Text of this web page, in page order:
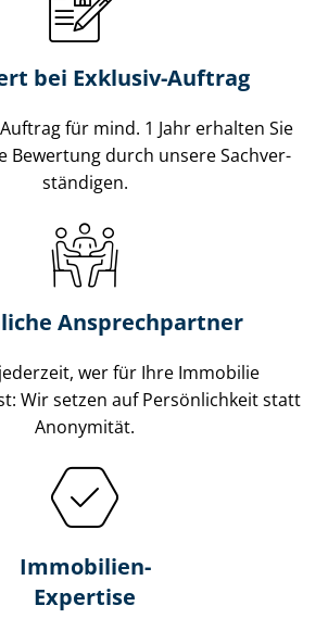
bei Exklusiv-Auftrag
für mind. 1 Jahr erhalten Sie
Bewertung durch unsere Sach­ver­
stän­di­gen.
Ansprechpartner
wer für Ihre Immobilie
Wir setzen auf Persönlichkeit statt
Anonymität.
Immobilien-
Expertise